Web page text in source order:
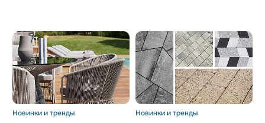
Новинки и тренды Новинки и тренды